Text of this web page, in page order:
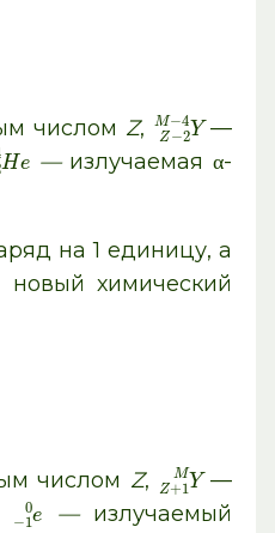
числом Z, M−4
Z −2Y—
He — излучаемая α-
на 1 единицу, а
новый химический
числом Z,
M
Z+1 Y—
0
−1e — излучаемый